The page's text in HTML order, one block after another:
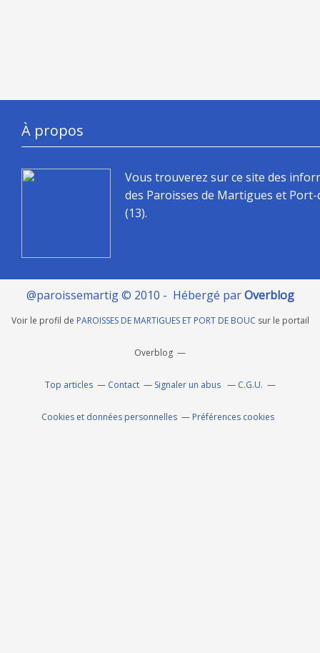
À propos
Vous trouverez sur ce site des
des Paroisses de Martigues et
(13).
@paroissemartig © 2010 - Hébergé parOverblog
Voir le profil de PAROISSES DE MARTIGUES ET PORT DE BOUC sur le portail
Overblog
Top articles Contact Signaler un abus C.G.U.
Cookies et données personnelles Préférences cookies